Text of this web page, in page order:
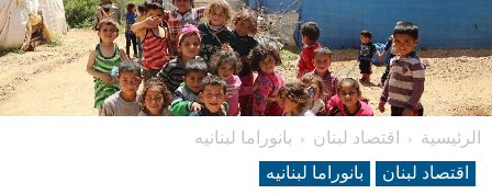
الرئيسية اقتصاد لبنان
بانوراما لبنانیه
اقتصاد لبنان
بانوراما لبنانیه